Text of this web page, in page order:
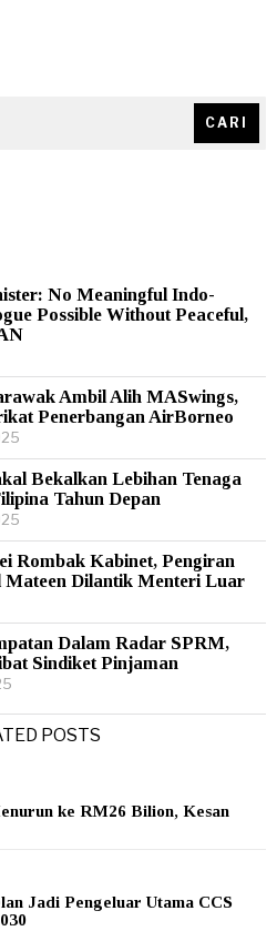
CARI
No Meaningful Indo-
Possible Without Peaceful,
Ambil Alih MASwings,
Penerbangan AirBorneo
Bekalkan Lebihan Tenaga
Tahun Depan
Rombak Kabinet, Pengiran
Mateen Dilantik Menteri Luar
Dalam Radar SPRM,
Sindiket Pinjaman
POSTS
ke RM26 Bilion, Kesan
Jadi Pengeluar Utama CCS